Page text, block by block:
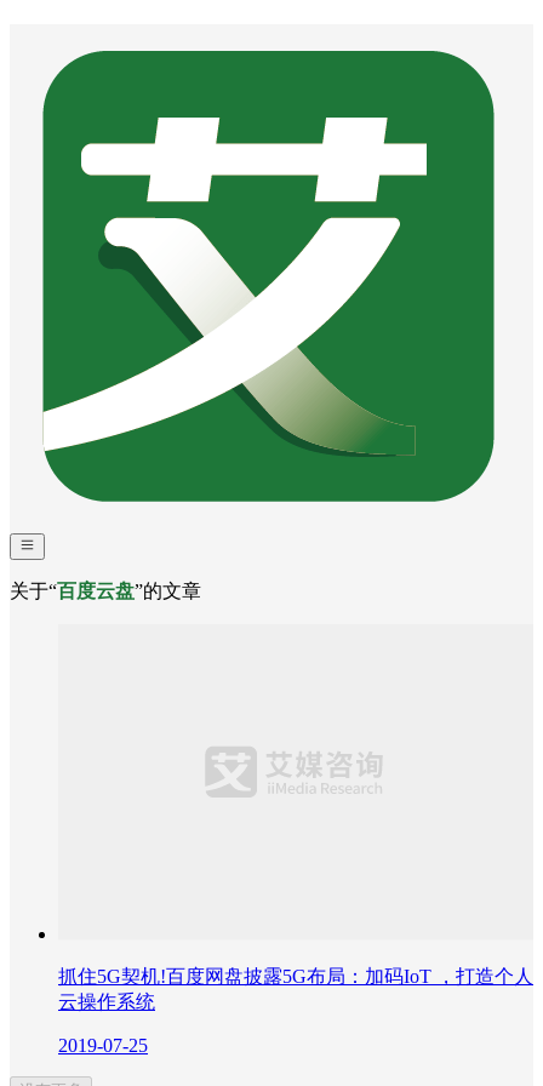
关于“百度云盘”的文章
抓住5G契机!百度网盘披露5G布局：加码IoT ，打造个人
云操作系统
2019-07-25